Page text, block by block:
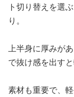
ト切り替えを選
り。
上半身に厚みが
で抜け感を出す
素材も重要で、